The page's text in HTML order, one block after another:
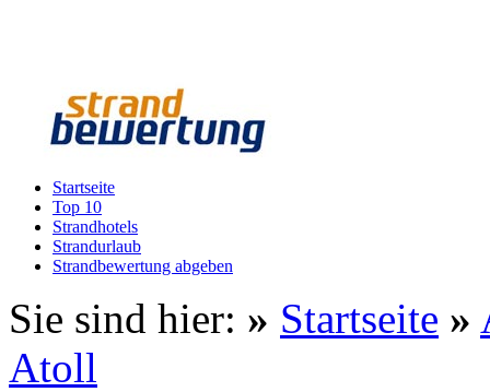
Startseite
Top 10
Strandhotels
Strandurlaub
Strandbewertung abgeben
Sie sind hier: » Startseite »
Atoll